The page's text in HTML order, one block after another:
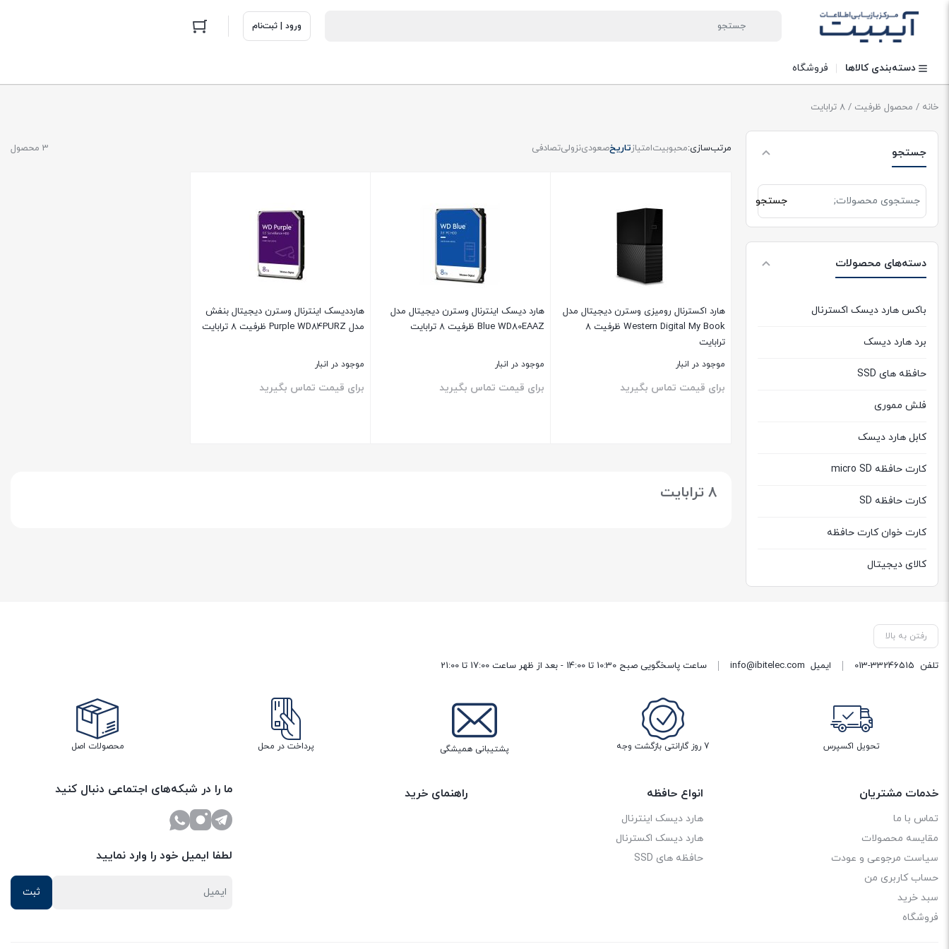
ورود | ثبت‌نام
دسته‌بندی کالاها فروشگاه
خانه / محصول ظرفیت / 8 ترابایت
جستجو
برای:
جستجو
دسته‌های محصولات
باکس هارد دیسک اکسترنال
برد هارد دیسک
حافظه های SSD
فلش مموری
کابل هارد دیسک
کارت حافظه micro SD
کارت حافظه SD
کارت خوان کارت حافظه
کالای دیجیتال
هارد دیسک اینترنال
3 محصول مرتب‌سازی:محبوبیتامتیازتاریخصعودینزولیتصادفی
هارد اکسترنال رومیزی وسترن دیجیتال مدل
Western Digital My Book ظرفیت 8
ترابایت
موجود در انبار
برای قیمت تماس بگیرید
هارد دیسک اینترنال وسترن دیجیتال مدل
Blue WD80EAAZ ظرفیت 8 ترابایت
موجود در انبار
برای قیمت تماس بگیرید
هارددیسک اینترنال وسترن دیجیتال بنفش
مدل Purple WD84PURZ ظرفیت 8 ترابایت
موجود در انبار
برای قیمت تماس بگیرید
8 ترابایت
رفتن به بالا
تلفن 013-33246515 ایمیل info@ibitelec.com ساعت پاسخگویی صبح 10:30 تا 14:00 - بعد از ظهر ساعت 17:00 تا 21:00
تحویل اکسپرس 7 روز گارانتی بازگشت وجه پشتیبانی همیشگی پرداخت در محل محصولات اصل
خدمات مشتریان
تماس با ما
مقایسه محصولات
سیاست مرجوعی و عودت
حساب کاربری من
سبد خرید
فروشگاه
انواع حافظه
هارد دیسک اینترنال
هارد دیسک اکسترنال
حافظه های SSD
راهنمای خرید ما را در شبکه‌های اجتماعی دنبال کنید
لطفا ایمیل خود را وارد نمایید